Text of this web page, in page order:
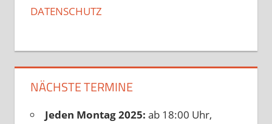
DATENSCHUTZ
NÄCHSTE TERMINE
Jeden Montag 2025: ab 18:00 Uhr,